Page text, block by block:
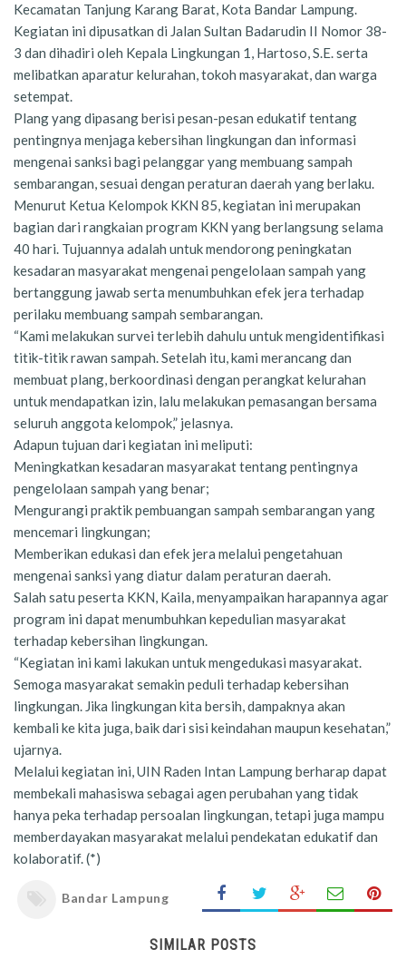
Kecamatan Tanjung Karang Barat, Kota Bandar Lampung.
Kegiatan ini dipusatkan di Jalan Sultan Badarudin II Nomor 38-
3 dan dihadiri oleh Kepala Lingkungan 1, Hartoso, S.E. serta
melibatkan aparatur kelurahan, tokoh masyarakat, dan warga
setempat.
Plang yang dipasang berisi pesan-pesan edukatif tentang
pentingnya menjaga kebersihan lingkungan dan informasi
mengenai sanksi bagi pelanggar yang membuang sampah
sembarangan, sesuai dengan peraturan daerah yang berlaku.
Menurut Ketua Kelompok KKN 85, kegiatan ini merupakan
bagian dari rangkaian program KKN yang berlangsung selama
40 hari. Tujuannya adalah untuk mendorong peningkatan
kesadaran masyarakat mengenai pengelolaan sampah yang
bertanggung jawab serta menumbuhkan efek jera terhadap
perilaku membuang sampah sembarangan.
“Kami melakukan survei terlebih dahulu untuk mengidentifikasi
titik-titik rawan sampah. Setelah itu, kami merancang dan
membuat plang, berkoordinasi dengan perangkat kelurahan
untuk mendapatkan izin, lalu melakukan pemasangan bersama
seluruh anggota kelompok,” jelasnya.
Adapun tujuan dari kegiatan ini meliputi:
Meningkatkan kesadaran masyarakat tentang pentingnya
pengelolaan sampah yang benar;
Mengurangi praktik pembuangan sampah sembarangan yang
mencemari lingkungan;
Memberikan edukasi dan efek jera melalui pengetahuan
mengenai sanksi yang diatur dalam peraturan daerah.
Salah satu peserta KKN, Kaila, menyampaikan harapannya agar
program ini dapat menumbuhkan kepedulian masyarakat
terhadap kebersihan lingkungan.
“Kegiatan ini kami lakukan untuk mengedukasi masyarakat.
Semoga masyarakat semakin peduli terhadap kebersihan
lingkungan. Jika lingkungan kita bersih, dampaknya akan
kembali ke kita juga, baik dari sisi keindahan maupun kesehatan,”
ujarnya.
Melalui kegiatan ini, UIN Raden Intan Lampung berharap dapat
membekali mahasiswa sebagai agen perubahan yang tidak
hanya peka terhadap persoalan lingkungan, tetapi juga mampu
memberdayakan masyarakat melalui pendekatan edukatif dan
kolaboratif. (*)
Bandar Lampung
SIMILAR POSTS